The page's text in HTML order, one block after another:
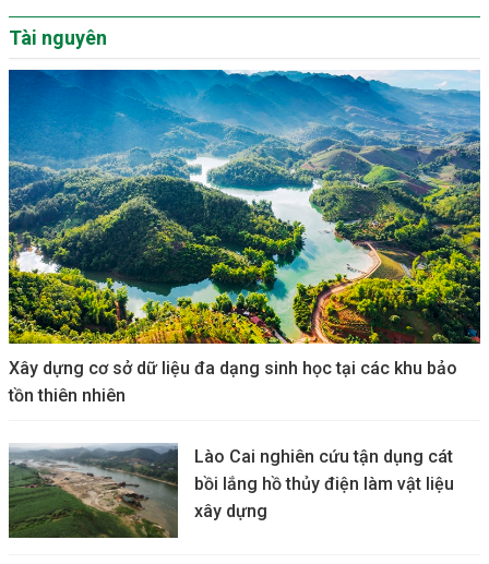
Tài nguyên
Xây dựng cơ sở dữ liệu đa dạng sinh học tại các khu bảo
tồn thiên nhiên
Lào Cai nghiên cứu tận dụng cát
bồi lắng hồ thủy điện làm vật liệu
xây dựng